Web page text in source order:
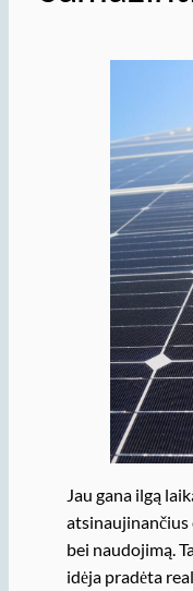
Jau gana ilgą
atsinaujinančius
bei naudojimą.
idėja pradėta